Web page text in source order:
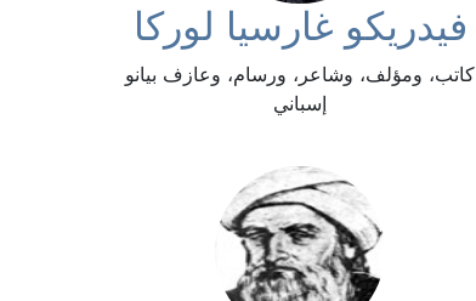
فيدريكو غارسيا لوركا
كاتب، ومؤلف، وشاعر، ورسام، وعازف بيانو
إسباني